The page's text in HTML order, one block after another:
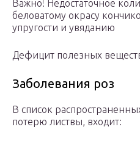
Важно! Недостаточное
беловатому окрасу
упругости и увяданию
Дефицит полезных
Заболевания роз
В список
потерю листвы, входит: